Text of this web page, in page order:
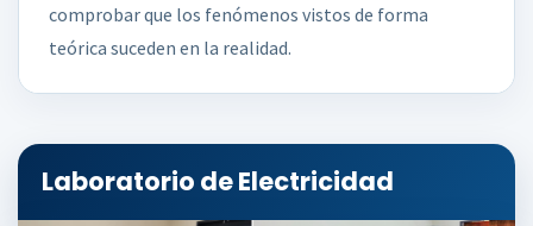
comprobar que los fenómenos vistos de forma
teórica suceden en la realidad.
Laboratorio de Electricidad